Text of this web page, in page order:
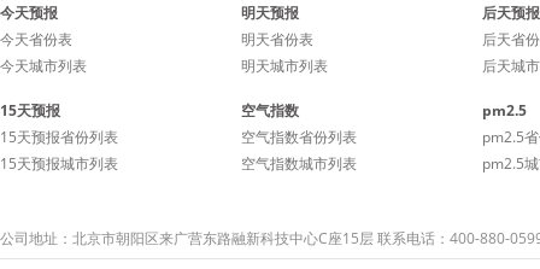
今天预报
今天省份表
今天城市列表
明天预报
明天省份表
明天城市列表
后天预报
后天省
后天城
15天预报
15天预报省份列表
15天预报城市列表
空气指数
空气指数省份列表
空气指数城市列表
pm2.5
pm2.5
pm2.5
公司地址：北京市朝阳区来广营东路融新科技中心C座15层 联系电话：400-880-